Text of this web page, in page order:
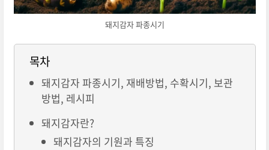
돼지감자 파종시기
목차
돼지감자 파종시기, 재배방법, 수확시기, 보관
방법, 레시피
돼지감자란?
돼지감자의 기원과 특징